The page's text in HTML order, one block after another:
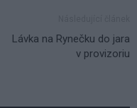
Lávka na Rynečku do jara
v provizoriu